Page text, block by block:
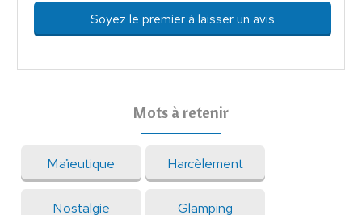
Soyez le premier à laisser un avis
Mots à retenir
Maïeutique Harcèlement
Nostalgie Glamping